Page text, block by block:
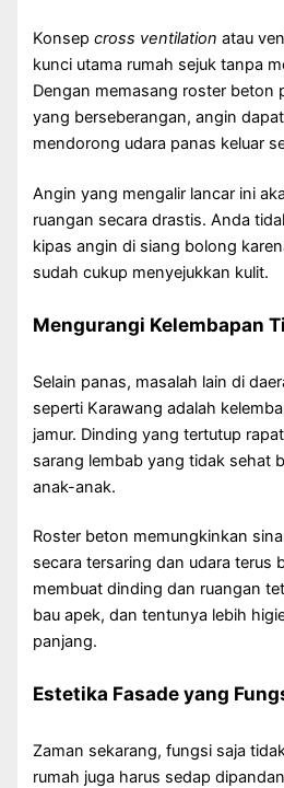
Konsepcross ventilation atau
kunci utama rumah sejuk tanpa
Dengan memasang roster beton
yang berseberangan, angin
mendorong udara panas keluar
Angin yang mengalir lancar ini
ruangan secara drastis. Anda
kipas angin di siang bolong
sudah cukup menyejukkan kulit.
Mengurangi Kelembapan
Selain panas, masalah lain di
seperti Karawang adalah
jamur. Dinding yang tertutup
sarang lembab yang tidak sehat
anak-anak.
Roster beton memungkinkan
secara tersaring dan udara terus
membuat dinding dan ruangan
bau apek, dan tentunya lebih
panjang.
Estetika Fasade yang
Zaman sekarang, fungsi saja
rumah juga harus sedap